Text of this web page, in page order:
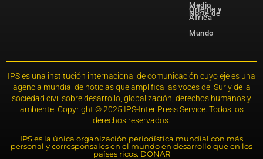
Medio
Oriente y
Norte de
África
Mundo
IPS es una institución internacional de comunicación cuyo eje es una
agencia mundial de noticias que amplifica las voces del Sur y de la
sociedad civil sobre desarrollo, globalización, derechos humanos y
ambiente. Copyright © 2025 IPS-Inter Press Service. Todos los
derechos reservados.
IPS es la única organización periodística mundial con más
personal y corresponsales en el mundo en desarrollo que en los
países ricos. DONAR